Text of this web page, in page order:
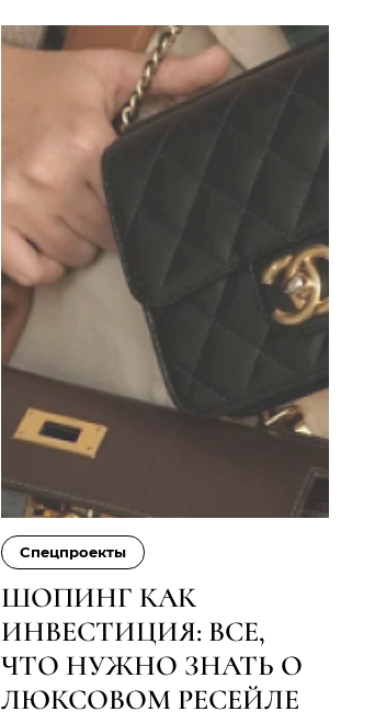
Cпецпроекты
ШОПИНГ КАК
ИНВЕСТИЦИЯ: ВСЕ,
ЧТО НУЖНО ЗНАТЬ О
ЛЮКСОВОМ РЕСЕЙЛЕ